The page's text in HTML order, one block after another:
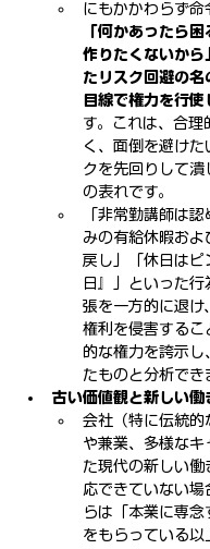
にもかかわらず命
「何かあったら
作りたくないから
たリスク回避の名
目線で権力を行使
す。これは、合理
く、面倒を避けた
クを先回りして潰
の表れです。
「非常勤講師は
みの有給休暇およ
戻し」「休日はピ
日』」といった
張を一方的に退け
権利を侵害するこ
的な権力を誇示し
たものと分析でき
古い価値観と新しい働
会社（特に伝統的
や兼業、多様なキ
た現代の新しい働
応できていない場
らは「本業に専
をもらっている以